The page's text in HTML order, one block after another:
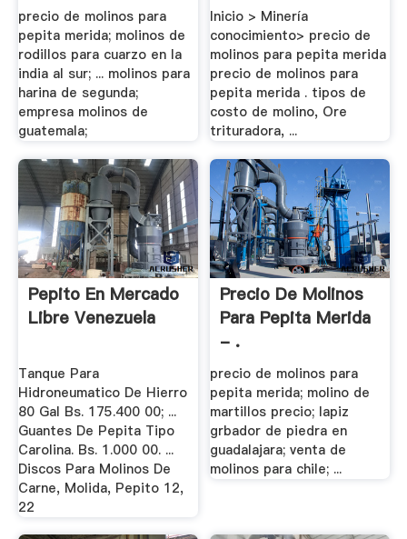
precio de molinos para
pepita merida; molinos de
rodillos para cuarzo en la
india al sur; ... molinos para
harina de segunda;
empresa molinos de
guatemala;
Inicio > Minería
conocimiento> precio de
molinos para pepita merida
precio de molinos para
pepita merida . tipos de
costo de molino, Ore
trituradora, ...
Pepito En Mercado
Libre Venezuela
Tanque Para
Hidroneumatico De Hierro
80 Gal Bs. 175.400 00; ...
Guantes De Pepita Tipo
Carolina. Bs. 1.000 00. ...
Discos Para Molinos De
Carne, Molida, Pepito 12,
22
Precio De Molinos
Para Pepita Merida
- .
precio de molinos para
pepita merida; molino de
martillos precio; lapiz
grbador de piedra en
guadalajara; venta de
molinos para chile; ...